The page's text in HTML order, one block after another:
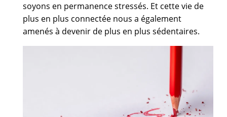
soyons en permanence stressés. Et cette vie de
plus en plus connectée nous a également
amenés à devenir de plus en plus sédentaires.